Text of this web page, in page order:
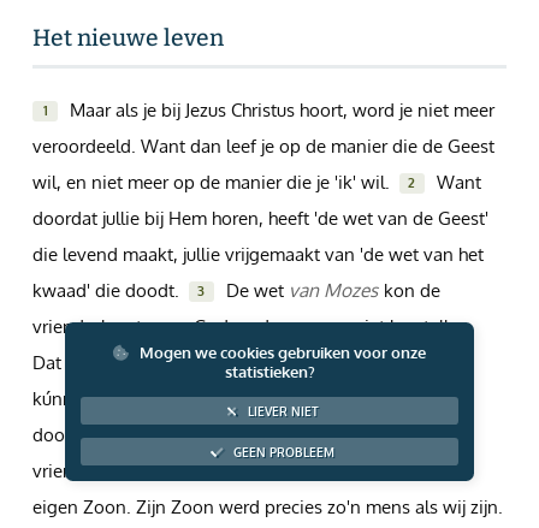
Het nieuwe leven
1
Maar als je bij Jezus Christus hoort, word je niet meer
veroordeeld. Want dan leef je op de manier die de Geest
wil, en niet meer op de manier die je 'ik' wil.
2
Want
doordat jullie bij Hem horen, heeft 'de wet van de Geest'
die levend maakt, jullie vrijgemaakt van 'de wet van het
kwaad' die doodt.
3 De wet van Mozes kon de
vriendschap tussen God en de mensen niet herstellen.
Dat was onmogelijk doordat de mensen de wet niet
kúnnen gehoorzamen. Ze kunnen niet gehoorzamen,
doordat het kwaad ín hen zit. Maar God kon de
vriendschap wél herstellen. Daarvoor stuurde Hij zijn
eigen Zoon. Zijn Zoon werd precies zo'n mens als wij zijn.
Mogen we cookies gebruiken voor onze
statistieken?
LIEVER NIET
GEEN PROBLEEM